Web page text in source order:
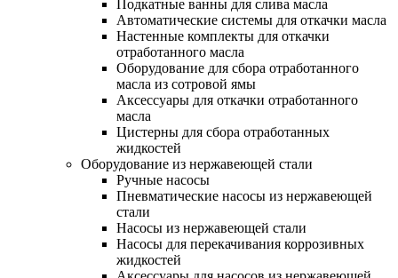
Подкатные ванны для слива масла
Автоматические системы для откачки масла
Настенные комплекты для откачки
отработанного масла
Оборудование для сбора отработанного
масла из сотровой ямы
Аксессуары для откачки отработанного
масла
Цистерны для сбора отработанных
жидкостей
Оборудование из нержавеющей стали
Ручные насосы
Пневматические насосы из нержавеющей
стали
Насосы из нержавеющей стали
Насосы для перекачивания коррозивных
жидкостей